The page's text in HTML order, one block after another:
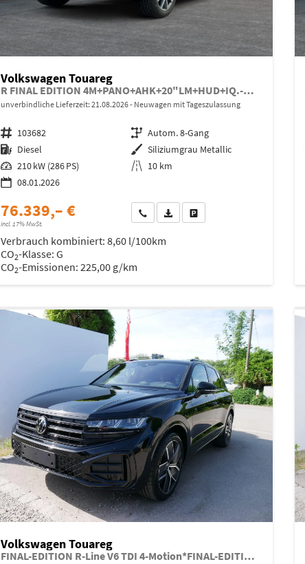
Volkswagen Touareg
R FINAL EDITION 4M+PANO+AHK+20"LM+HUD+IQ.-MATRIX-LED
unverbindliche Lieferzeit: 21.08.2026 Neuwagen mit Tageszulassung
Fahrzeugnr. 103682 Getriebe Autom. 8-Gang
Kraftstoff Diesel Außenfarbe Siliziumgrau Metallic
Leistung 210 kW (286 PS) Kilometerstand 10 km
08.01.2026
76.339,– €
incl. 17% MwSt.
Wir rufen Sie an
Fahrzeugexposé (PDF)
Fahrzeug parken
Verbrauch kombiniert: 8,60 l/100km
CO2-Klasse: G
CO2-Emissionen: 225,00 g/km
Volkswagen Touareg
FINAL-EDITION R-Line V6 TDI 4-Motion*FINAL-EDITION*AHK-SCHWENKBAR*NAVI*ACC*PDC*LED*SHZ*21-ZOLL